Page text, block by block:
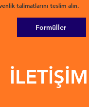
talimatlarını teslim alın.
Formüller
İLETİŞİM